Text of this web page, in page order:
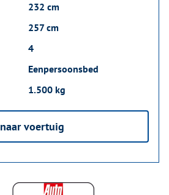
232 cm
257 cm
4
Eenpersoonsbed
1.500 kg
naar voertuig